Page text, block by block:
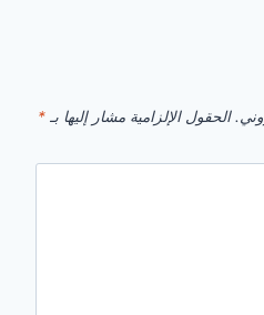
الحقول الإلزامية مشار إليها بـ *